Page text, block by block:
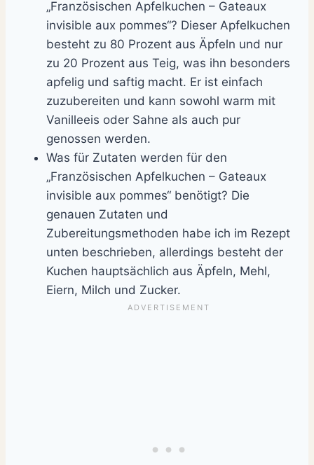
„Französischen Apfelkuchen – Gateaux
invisible aux pommes“? Dieser Apfelkuchen
besteht zu 80 Prozent aus Äpfeln und nur
zu 20 Prozent aus Teig, was ihn besonders
apfelig und saftig macht. Er ist einfach
zuzubereiten und kann sowohl warm mit
Vanilleeis oder Sahne als auch pur
genossen werden.
Was für Zutaten werden für den
„Französischen Apfelkuchen – Gateaux
invisible aux pommes“ benötigt? Die
genauen Zutaten und
Zubereitungsmethoden habe ich im Rezept
unten beschrieben, allerdings besteht der
Kuchen hauptsächlich aus Äpfeln, Mehl,
Eiern, Milch und Zucker.